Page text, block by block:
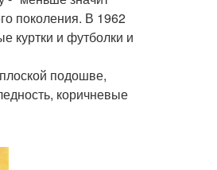
поколения. В 1962
куртки и футболки и
подошве,
коричневые